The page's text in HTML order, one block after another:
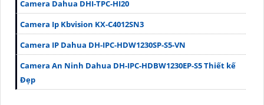
Camera Dahua DHI-TPC-HI20
Camera Ip Kbvision KX-C4012SN3
Camera IP Dahua DH-IPC-HDW1230SP-S5-VN
Camera An Ninh Dahua DH-IPC-HDBW1230EP-S5 Thiết kế
Đẹp